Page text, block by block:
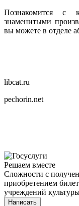
Познакомится с
знаменитыми
вы можете в отделе
libcat.ru
pechorin.net
Решаем вместе
Сложности с
приобретением
учреждений
Написать